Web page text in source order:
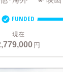
FUNDED
現在
円